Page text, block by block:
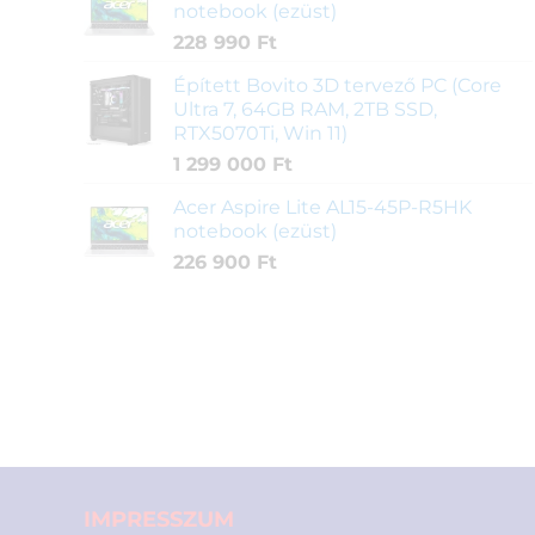
notebook (ezüst)
228 990 Ft
Épített Bovito 3D tervező PC (Core
Ultra 7, 64GB RAM, 2TB SSD,
RTX5070Ti, Win 11)
1 299 000 Ft
Acer Aspire Lite AL15-45P-R5HK
notebook (ezüst)
226 900 Ft
IMPRESSZUM